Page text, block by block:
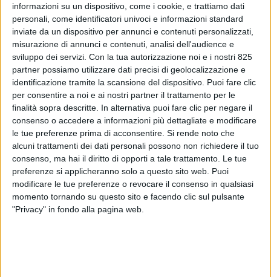
informazioni su un dispositivo, come i cookie, e trattiamo dati
personali, come identificatori univoci e informazioni standard
inviate da un dispositivo per annunci e contenuti personalizzati,
misurazione di annunci e contenuti, analisi dell'audience e
sviluppo dei servizi. Con la tua autorizzazione noi e i nostri 825
partner possiamo utilizzare dati precisi di geolocalizzazione e
identificazione tramite la scansione del dispositivo. Puoi fare clic
per consentire a noi e ai nostri partner il trattamento per le
finalità sopra descritte. In alternativa puoi fare clic per negare il
consenso o accedere a informazioni più dettagliate e modificare
le tue preferenze prima di acconsentire. Si rende noto che
alcuni trattamenti dei dati personali possono non richiedere il tuo
consenso, ma hai il diritto di opporti a tale trattamento. Le tue
preferenze si applicheranno solo a questo sito web. Puoi
modificare le tue preferenze o revocare il consenso in qualsiasi
momento tornando su questo sito e facendo clic sul pulsante
"Privacy" in fondo alla pagina web.
Cbre Im firma “la più grande
operazione logistica mai
registrata in Italia”
IMMOBILIARE 24 GIUGNO 2026